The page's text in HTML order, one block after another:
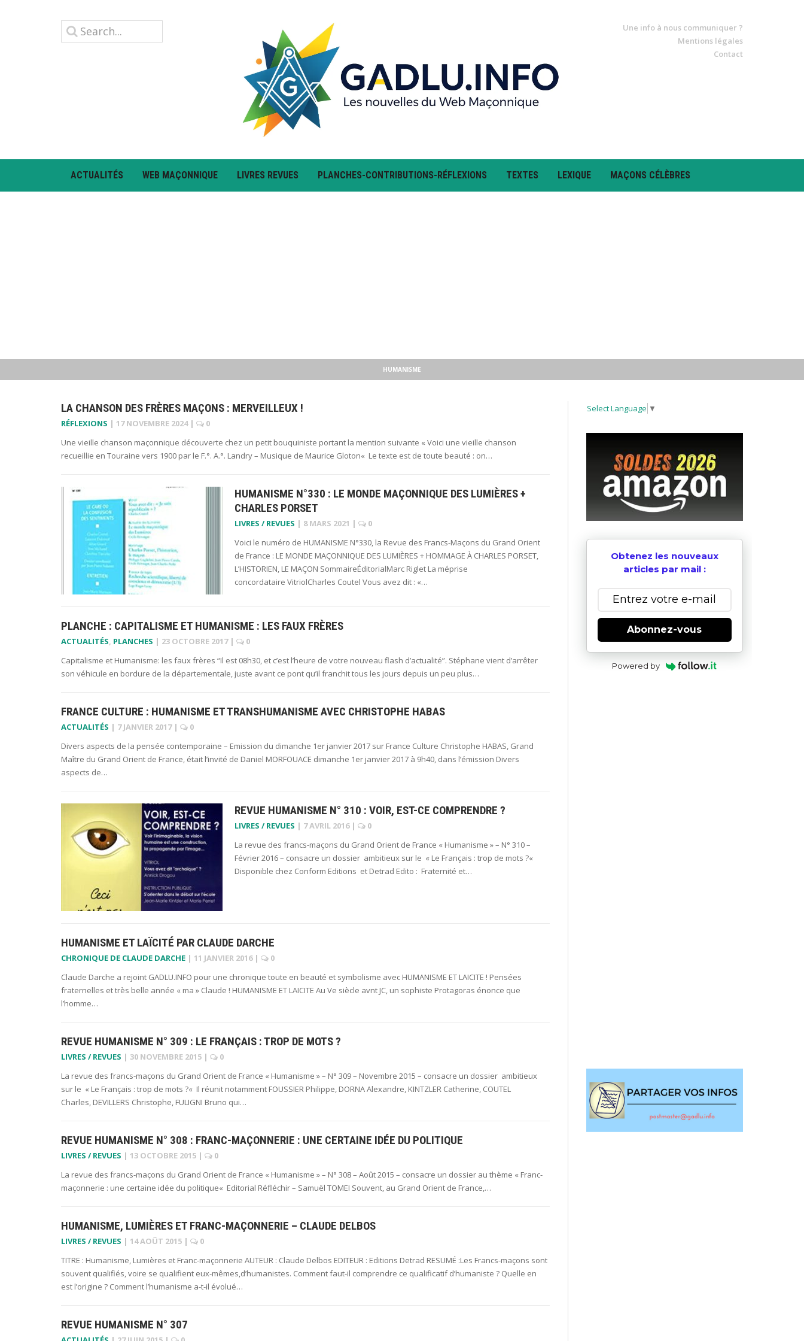
Une info à nous communiquer ?
Mentions légales
Contact
ACTUALITÉS WEB MAÇONNIQUE LIVRES REVUES PLANCHES-CONTRIBUTIONS-RÉFLEXIONS TEXTES LEXIQUE MAÇONS CÉLÈBRES
HUMANISME
LA CHANSON DES FRÈRES MAÇONS : MERVEILLEUX !
RÉFLEXIONS | 17 NOVEMBRE 2024 |
0
Une vieille chanson maçonnique découverte chez un petit bouquiniste portant la mention suivante « Voici une vieille chanson
recueillie en Touraine vers 1900 par le F.°. A.°. Landry – Musique de Maurice Gloton« Le texte est de toute beauté : on…
HUMANISME N°330 : LE MONDE MAÇONNIQUE DES LUMIÈRES +
CHARLES PORSET
LIVRES / REVUES | 8 MARS 2021 |
0
Voici le numéro de HUMANISME N°330, la Revue des Francs-Maçons du Grand Orient
de France : LE MONDE MAÇONNIQUE DES LUMIÈRES + HOMMAGE À CHARLES PORSET,
L’HISTORIEN, LE MAÇON SommaireÉditorialMarc Riglet La méprise
concordataire VitriolCharles Coutel Vous avez dit : «…
PLANCHE : CAPITALISME ET HUMANISME : LES FAUX FRÈRES
ACTUALITÉS, PLANCHES | 23 OCTOBRE 2017 |
0
Capitalisme et Humanisme: les faux frères “Il est 08h30, et c’est l’heure de votre nouveau flash d’actualité”. Stéphane vient d’arrêter
son véhicule en bordure de la départementale, juste avant ce pont qu’il franchit tous les jours depuis un peu plus…
FRANCE CULTURE : HUMANISME ET TRANSHUMANISME AVEC CHRISTOPHE HABAS
ACTUALITÉS | 7 JANVIER 2017 |
0
Divers aspects de la pensée contemporaine – Emission du dimanche 1er janvier 2017 sur France Culture Christophe HABAS, Grand
Maître du Grand Orient de France, était l’invité de Daniel MORFOUACE dimanche 1er janvier 2017 à 9h40, dans l’émission Divers
aspects de…
REVUE HUMANISME N° 310 : VOIR, EST-CE COMPRENDRE ?
LIVRES / REVUES | 7 AVRIL 2016 |
0
La revue des francs-maçons du Grand Orient de France « Humanisme » – N° 310 –
Février 2016 – consacre un dossier ambitieux sur le « Le Français : trop de mots ?«
Disponible chez Conform Editions et Detrad Edito : Fraternité et…
HUMANISME ET LAÏCITÉ PAR CLAUDE DARCHE
CHRONIQUE DE CLAUDE DARCHE | 11 JANVIER 2016 |
0
Claude Darche a rejoint GADLU.INFO pour une chronique toute en beauté et symbolisme avec HUMANISME ET LAICITE ! Pensées
fraternelles et très belle année « ma » Claude ! HUMANISME ET LAICITE Au Ve siècle avnt JC, un sophiste Protagoras énonce que
l’homme…
REVUE HUMANISME N° 309 : LE FRANÇAIS : TROP DE MOTS ?
LIVRES / REVUES | 30 NOVEMBRE 2015 |
0
La revue des francs-maçons du Grand Orient de France « Humanisme » – N° 309 – Novembre 2015 – consacre un dossier ambitieux
sur le « Le Français : trop de mots ?« Il réunit notamment FOUSSIER Philippe, DORNA Alexandre, KINTZLER Catherine, COUTEL
Charles, DEVILLERS Christophe, FULIGNI Bruno qui…
REVUE HUMANISME N° 308 : FRANC-MAÇONNERIE : UNE CERTAINE IDÉE DU POLITIQUE
LIVRES / REVUES | 13 OCTOBRE 2015 |
0
La revue des francs-maçons du Grand Orient de France « Humanisme » – N° 308 – Août 2015 – consacre un dossier au thème « Franc-
maçonnerie : une certaine idée du politique« Editorial Réfléchir – Samuël TOMEI Souvent, au Grand Orient de France,…
HUMANISME, LUMIÈRES ET FRANC-MAÇONNERIE – CLAUDE DELBOS
LIVRES / REVUES | 14 AOÛT 2015 |
0
TITRE : Humanisme, Lumières et Franc-maçonnerie AUTEUR : Claude Delbos EDITEUR : Editions Detrad RESUMÉ :Les Francs-maçons sont
souvent qualifiés, voire se qualifient eux-mêmes,d’humanistes. Comment faut-il comprendre ce qualificatif d’humaniste ? Quelle en
est l’origine ? Comment l’humanisme a-t-il évolué…
REVUE HUMANISME N° 307
Select Language ▼
Obtenez les nouveaux
articles par mail :
Abonnez-vous
Powered by